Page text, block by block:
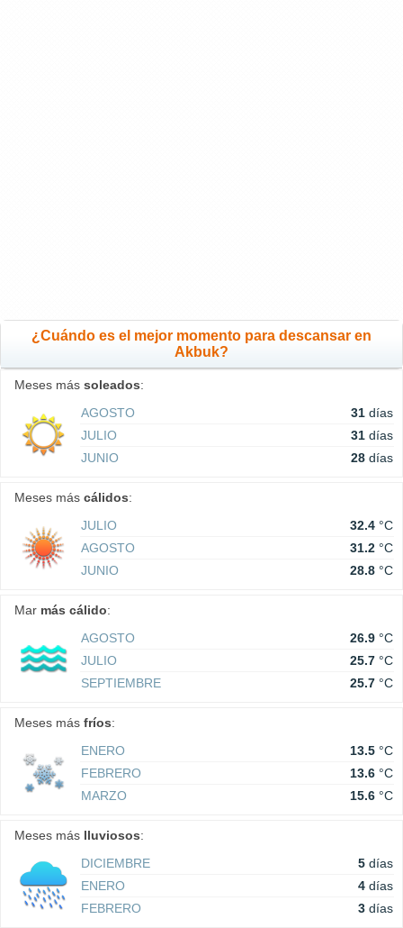
¿Cuándo es el mejor momento para descansar en
Akbuk?
Meses más soleados:
AGOSTO
31 días
JULIO
31 días
JUNIO
28 días
Meses más cálidos:
JULIO
32.4 °C
AGOSTO
31.2 °C
JUNIO
28.8 °C
Mar más cálido:
AGOSTO
26.9 °C
JULIO
25.7 °C
SEPTIEMBRE
25.7 °C
Meses más fríos:
ENERO
13.5 °C
FEBRERO
13.6 °C
MARZO
15.6 °C
Meses más lluviosos:
DICIEMBRE
5 días
ENERO
4 días
FEBRERO
3 días